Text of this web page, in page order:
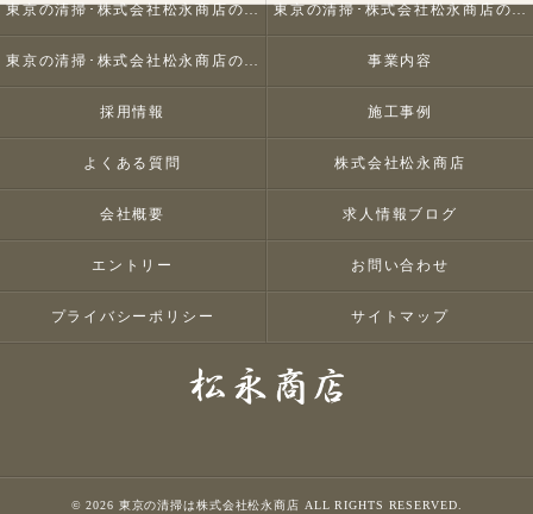
東京の清掃･株式会社松永商店の口コミ情報 東京の清掃･株式会社松永商店の評判
東京の清掃･株式会社松永商店のお客様の声 事業内容
採用情報 施工事例
よくある質問 株式会社松永商店
会社概要 求人情報ブログ
エントリー お問い合わせ
プライバシーポリシー サイトマップ
© 2026 東京の清掃は株式会社松永商店 ALL RIGHTS RESERVED.